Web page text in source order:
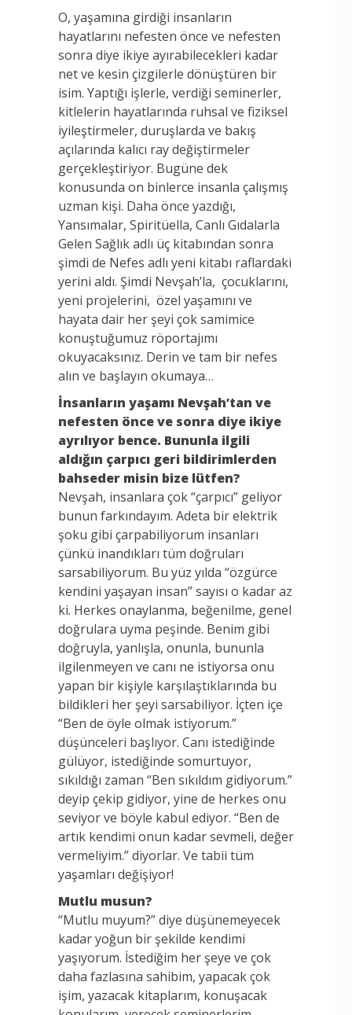
O, yaşamına girdiği insanların
hayatlarını nefesten önce ve nefesten
sonra diye ikiye ayırabilecekleri kadar
net ve kesin çizgilerle dönüştüren bir
isim. Yaptığı işlerle, verdiği seminerler,
kitlelerin hayatlarında ruhsal ve fiziksel
iyileştirmeler, duruşlarda ve bakış
açılarında kalıcı ray değiştirmeler
gerçekleştiriyor. Bugüne dek
konusunda on binlerce insanla çalışmış
uzman kişi. Daha önce yazdığı,
Yansımalar, Spiritüella, Canlı Gıdalarla
Gelen Sağlık adlı üç kitabından sonra
şimdi de Nefes adlı yeni kitabı raflardaki
yerini aldı. Şimdi Nevşah’la, çocuklarını,
yeni projelerini, özel yaşamını ve
hayata dair her şeyi çok samimice
konuştuğumuz röportajımı
okuyacaksınız. Derin ve tam bir nefes
alın ve başlayın okumaya…
İnsanların yaşamı Nevşah’tan ve
nefesten önce ve sonra diye ikiye
ayrılıyor bence. Bununla ilgili
aldığın çarpıcı geri bildirimlerden
bahseder misin bize lütfen?
Nevşah, insanlara çok “çarpıcı” geliyor
bunun farkındayım. Adeta bir elektrik
şoku gibi çarpabiliyorum insanları
çünkü inandıkları tüm doğruları
sarsabiliyorum. Bu yüz yılda “özgürce
kendini yaşayan insan” sayısı o kadar az
ki. Herkes onaylanma, beğenilme, genel
doğrulara uyma peşinde. Benim gibi
doğruyla, yanlışla, onunla, bununla
ilgilenmeyen ve canı ne istiyorsa onu
yapan bir kişiyle karşılaştıklarında bu
bildikleri her şeyi sarsabiliyor. İçten içe
“Ben de öyle olmak istiyorum.”
düşünceleri başlıyor. Canı istediğinde
gülüyor, istediğinde somurtuyor,
sıkıldığı zaman “Ben sıkıldım gidiyorum.”
deyip çekip gidiyor, yine de herkes onu
seviyor ve böyle kabul ediyor. “Ben de
artık kendimi onun kadar sevmeli, değer
vermeliyim.” diyorlar. Ve tabii tüm
yaşamları değişiyor!
Mutlu musun?
“Mutlu muyum?” diye düşünemeyecek
kadar yoğun bir şekilde kendimi
yaşıyorum. İstediğim her şeye ve çok
daha fazlasına sahibim, yapacak çok
işim, yazacak kitaplarım, konuşacak